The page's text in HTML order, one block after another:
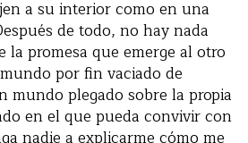
a su interior como en una
de todo, no hay nada
la promesa que emerge al otro
por fin vaciado de
mundo plegado sobre la propia
en el que pueda convivir con